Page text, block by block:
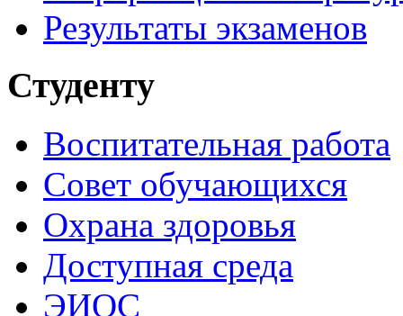
Результаты экзаменов
Студенту
Воспитательная работа
Совет обучающихся
Охрана здоровья
Доступная среда
ЭИОС